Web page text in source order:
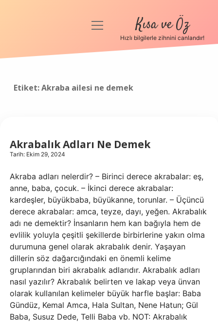
Anasayfa
menüyü
Kısa ve Öz
Hızlı bilgilerle zihnini canlandır!
Etiket:Akraba ailesi ne demek
Akrabalık Adları Ne Demek
Tarih: Ekim 29, 2024
Akraba adları nelerdir? – Birinci derece akrabalar: eş,
anne, baba, çocuk. – İkinci derece akrabalar:
kardeşler, büyükbaba, büyükanne, torunlar. – Üçüncü
derece akrabalar: amca, teyze, dayı, yeğen. Akrabalık
adı ne demektir? İnsanların hem kan bağıyla hem de
evlilik yoluyla çeşitli şekillerde birbirlerine yakın olma
durumuna genel olarak akrabalık denir. Yaşayan
dillerin söz dağarcığındaki en önemli kelime
gruplarından biri akrabalık adlarıdır. Akrabalık adları
nasıl yazılır? Akrabalık belirten ve lakap veya ünvan
olarak kullanılan kelimeler büyük harfle başlar: Baba
Gündüz, Kemal Amca, Hala Sultan, Nene Hatun; Gül
Baba, Susuz Dede, Telli Baba vb. NOT: Akrabalık